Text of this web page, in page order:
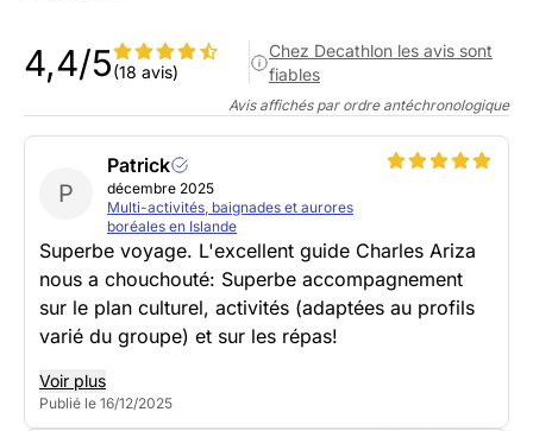
4,4/5(18 avis)
Chez Decathlon les avis sont
fiables
Avis affichés par ordre antéchronologique
P
Patrick
décembre 2025
Multi-activités, baignades et aurores
boréales en Islande
Superbe voyage. L'excellent guide Charles Ariza
nous a chouchouté: Superbe accompagnement
sur le plan culturel, activités (adaptées au profils
varié du groupe) et sur les répas!
Voir plus
Publié le 16/12/2025